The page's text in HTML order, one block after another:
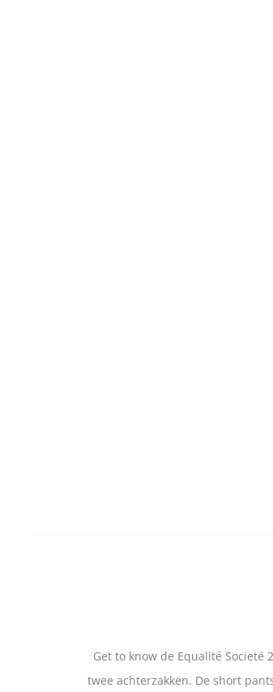
Get to know de Equalité
twee achterzakken. De short